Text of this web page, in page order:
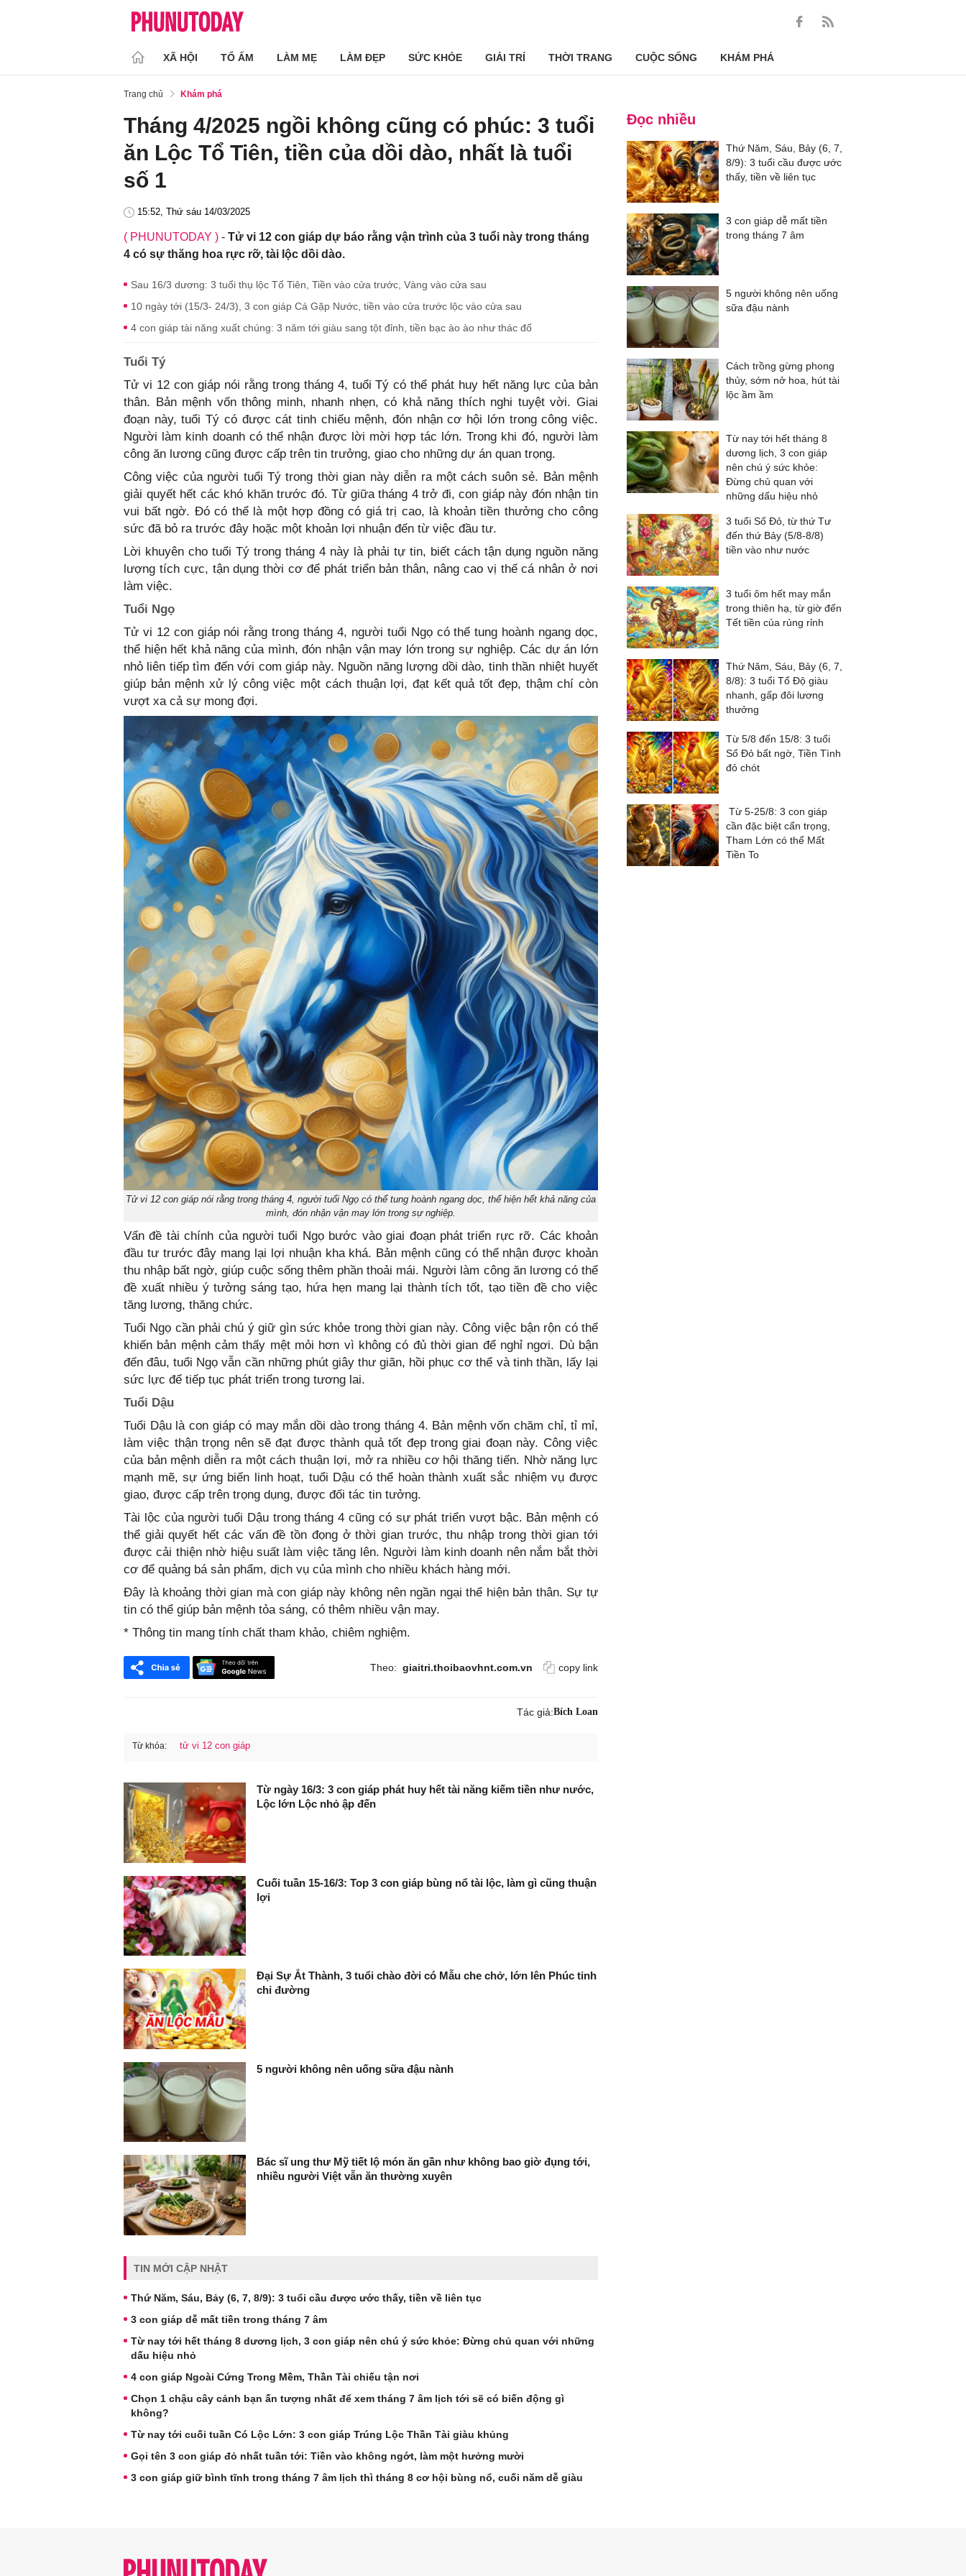
XÃ HỘI TỔ ẤM LÀM MẸ LÀM ĐẸP SỨC KHỎE GIẢI TRÍ THỜI TRANG CUỘC SỐNG KHÁM PHÁ
Trang chủ Khám phá
Tháng 4/2025 ngồi không cũng có phúc: 3 tuổi
ăn Lộc Tổ Tiên, tiền của dồi dào, nhất là tuổi
số 1
15:52, Thứ sáu 14/03/2025
( PHUNUTODAY ) - Tử vi 12 con giáp dự báo rằng vận trình của 3 tuổi này trong tháng
4 có sự thăng hoa rực rỡ, tài lộc dồi dào.
Sau 16/3 dương: 3 tuổi thụ lộc Tổ Tiên, Tiền vào cửa trước, Vàng vào cửa sau
10 ngày tới (15/3- 24/3), 3 con giáp Cá Gặp Nước, tiền vào cửa trước lộc vào cửa sau
4 con giáp tài năng xuất chúng: 3 năm tới giàu sang tột đỉnh, tiền bạc ào ào như thác đổ
Tuổi Tý
Tử vi 12 con giáp nói rằng trong tháng 4, tuổi Tý có thể phát huy hết năng lực của bản
thân. Bản mệnh vốn thông minh, nhanh nhẹn, có khả năng thích nghi tuyệt vời. Giai
đoạn này, tuổi Tý có được cát tinh chiếu mệnh, đón nhận cơ hội lớn trong công việc.
Người làm kinh doanh có thể nhận được lời mời hợp tác lớn. Trong khi đó, người làm
công ăn lương cũng được cấp trên tin trưởng, giao cho những dự án quan trọng.
Công việc của người tuổi Tý trong thời gian này diễn ra một cách suôn sẻ. Bản mệnh
giải quyết hết các khó khăn trước đó. Từ giữa tháng 4 trở đi, con giáp này đón nhận tin
vui bất ngờ. Đó có thể là một hợp đồng có giá trị cao, là khoản tiền thưởng cho công
sức đã bỏ ra trước đây hoặc một khoản lợi nhuận đến từ việc đầu tư.
Lời khuyên cho tuổi Tý trong tháng 4 này là phải tự tin, biết cách tận dụng nguồn năng
lượng tích cực, tận dụng thời cơ để phát triển bản thân, nâng cao vị thế cá nhân ở nơi
làm việc.
Tuổi Ngọ
Tử vi 12 con giáp nói rằng trong tháng 4, người tuổi Ngọ có thể tung hoành ngang dọc,
thể hiện hết khả năng của mình, đón nhận vận may lớn trong sự nghiệp. Các dự án lớn
nhỏ liên tiếp tìm đến với com giáp này. Nguồn năng lượng dồi dào, tinh thần nhiệt huyết
giúp bản mệnh xử lý công việc một cách thuận lợi, đạt kết quả tốt đẹp, thậm chí còn
vượt xa cả sự mong đợi.
Tử vi 12 con giáp nói rằng trong tháng 4, người tuổi Ngọ có thể tung hoành ngang dọc, thể hiện hết khả năng của
mình, đón nhận vận may lớn trong sự nghiệp.
Vấn đề tài chính của người tuổi Ngọ bước vào giai đoạn phát triển rực rỡ. Các khoản
đầu tư trước đây mang lại lợi nhuận kha khá. Bản mệnh cũng có thể nhận được khoản
thu nhập bất ngờ, giúp cuộc sống thêm phần thoải mái. Người làm công ăn lương có thể
đề xuất nhiều ý tưởng sáng tạo, hứa hẹn mang lại thành tích tốt, tạo tiền đề cho việc
tăng lương, thăng chức.
Tuổi Ngọ cần phải chú ý giữ gìn sức khỏe trong thời gian này. Công việc bận rộn có thể
khiến bản mệnh cảm thấy mệt mỏi hơn vì không có đủ thời gian để nghỉ ngơi. Dù bận
đến đâu, tuổi Ngọ vẫn cần những phút giây thư giãn, hồi phục cơ thể và tinh thần, lấy lại
sức lực để tiếp tục phát triển trong tương lai.
Tuổi Dậu
Tuổi Dậu là con giáp có may mắn dồi dào trong tháng 4. Bản mệnh vốn chăm chỉ, tỉ mỉ,
làm việc thận trọng nên sẽ đạt được thành quả tốt đẹp trong giai đoạn này. Công việc
của bản mệnh diễn ra một cách thuận lợi, mở ra nhiều cơ hội thăng tiến. Nhờ năng lực
mạnh mẽ, sự ứng biến linh hoạt, tuổi Dậu có thể hoàn thành xuất sắc nhiệm vụ được
giao, được cấp trên trọng dụng, được đối tác tin tưởng.
Tài lộc của người tuổi Dậu trong tháng 4 cũng có sự phát triển vượt bậc. Bản mệnh có
thể giải quyết hết các vấn đề tồn đọng ở thời gian trước, thu nhập trong thời gian tới
được cải thiện nhờ hiệu suất làm việc tăng lên. Người làm kinh doanh nên nắm bắt thời
cơ để quảng bá sản phẩm, dịch vụ của mình cho nhiều khách hàng mới.
Đây là khoảng thời gian mà con giáp này không nên ngần ngại thể hiện bản thân. Sự tự
tin có thể giúp bản mệnh tỏa sáng, có thêm nhiều vận may.
* Thông tin mang tính chất tham khảo, chiêm nghiệm.
Theo: giaitri.thoibaovhnt.com.vn copy link
Tác giả:Bích Loan
Từ khóa: tử vi 12 con giáp
Từ ngày 16/3: 3 con giáp phát huy hết tài năng kiếm tiền như nước,
Lộc lớn Lộc nhỏ ập đến
Cuối tuần 15-16/3: Top 3 con giáp bùng nổ tài lộc, làm gì cũng thuận
lợi
Đại Sự Ắt Thành, 3 tuổi chào đời có Mẫu che chở, lớn lên Phúc tinh
chỉ đường
5 người không nên uống sữa đậu nành
Bác sĩ ung thư Mỹ tiết lộ món ăn gần như không bao giờ đụng tới,
nhiều người Việt vẫn ăn thường xuyên
TIN MỚI CẬP NHẬT
Thứ Năm, Sáu, Bảy (6, 7, 8/9): 3 tuổi cầu được ước thấy, tiền về liên tục
3 con giáp dễ mất tiền trong tháng 7 âm
Từ nay tới hết tháng 8 dương lịch, 3 con giáp nên chú ý sức khỏe: Đừng chủ quan với những
dấu hiệu nhỏ
4 con giáp Ngoài Cứng Trong Mềm, Thần Tài chiếu tận nơi
Chọn 1 chậu cây cảnh bạn ấn tượng nhất để xem tháng 7 âm lịch tới sẽ có biến động gì
không?
Từ nay tới cuối tuần Có Lộc Lớn: 3 con giáp Trúng Lộc Thần Tài giàu khủng
Gọi tên 3 con giáp đỏ nhất tuần tới: Tiền vào không ngớt, làm một hưởng mười
3 con giáp giữ bình tĩnh trong tháng 7 âm lịch thì tháng 8 cơ hội bùng nổ, cuối năm dễ giàu
Đọc nhiều
Thứ Năm, Sáu, Bảy (6, 7,
8/9): 3 tuổi cầu được ước
thấy, tiền về liên tục
3 con giáp dễ mất tiền
trong tháng 7 âm
5 người không nên uống
sữa đậu nành
Cách trồng gừng phong
thủy, sớm nở hoa, hút tài
lộc ầm ầm
Từ nay tới hết tháng 8
dương lịch, 3 con giáp
nên chú ý sức khỏe:
Đừng chủ quan với
những dấu hiệu nhỏ
3 tuổi Số Đỏ, từ thứ Tư
đến thứ Bảy (5/8-8/8)
tiền vào như nước
3 tuổi ôm hết may mắn
trong thiên hạ, từ giờ đến
Tết tiền của rủng rỉnh
Thứ Năm, Sáu, Bảy (6, 7,
8/8): 3 tuổi Tổ Độ giàu
nhanh, gấp đôi lương
thưởng
Từ 5/8 đến 15/8: 3 tuổi
Số Đỏ bất ngờ, Tiền Tình
đỏ chót
Từ 5-25/8: 3 con giáp
cần đặc biệt cẩn trọng,
Tham Lớn có thể Mất
Tiền To